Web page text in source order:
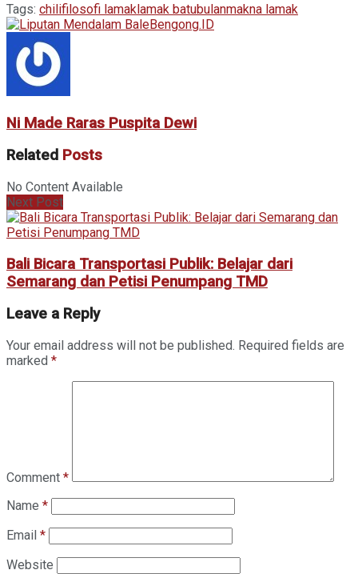
Tags: chilifilosofi lamaklamak batubulanmakna lamak
Ni Made Raras Puspita Dewi
Related Posts
No Content Available
Next Post
Bali Bicara Transportasi Publik: Belajar dari
Semarang dan Petisi Penumpang TMD
Leave a Reply
Your email address will not be published. Required fields are
marked *
Comment *
Name *
Email *
Website